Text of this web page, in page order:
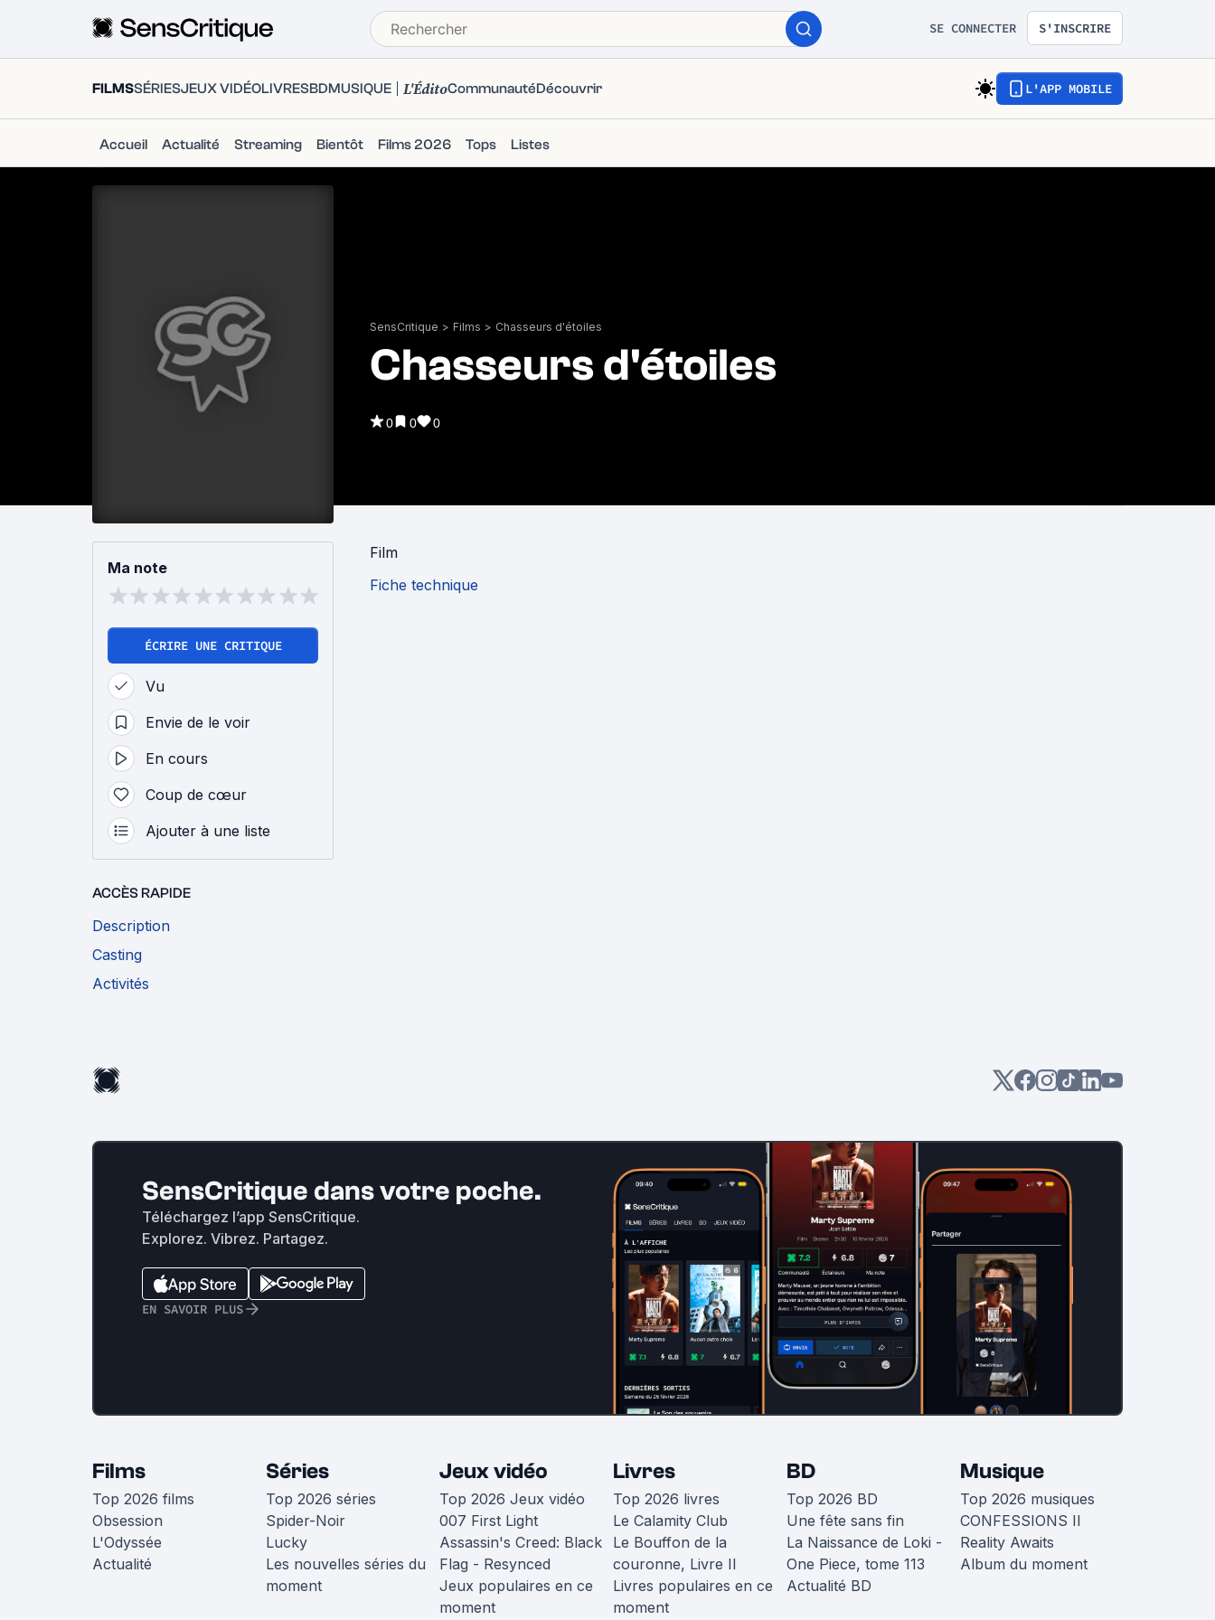
SE CONNECTER S'INSCRIRE
FILMSSÉRIESJEUX VIDÉOLIVRESBDMUSIQUE L'ÉditoCommunautéDécouvrir L'APP MOBILE
Accueil Actualité Streaming Bientôt Films 2026 Tops Listes
SensCritique > Films > Chasseurs d'étoiles
Chasseurs d'étoiles
0 0 0
Ma note
ÉCRIRE UNE CRITIQUE
Vu
Envie de le voir
En cours
Coup de cœur
Ajouter à une liste
ACCÈS RAPIDE
Description
Casting
Activités
Film
Fiche technique
SensCritique dans votre poche.
Téléchargez l’app SensCritique.
Explorez. Vibrez. Partagez.
EN SAVOIR PLUS
Films
Top 2026 films
Obsession
L'Odyssée
Actualité
Séries
Top 2026 séries
Spider-Noir
Lucky
Les nouvelles séries du
moment
Jeux vidéo
Top 2026 Jeux vidéo
007 First Light
Assassin's Creed: Black
Flag - Resynced
Jeux populaires en ce
moment
Livres
Top 2026 livres
Le Calamity Club
Le Bouffon de la
couronne, Livre II
Livres populaires en ce
moment
BD
Top 2026 BD
Une fête sans fin
La Naissance de Loki -
One Piece, tome 113
Actualité BD
Musique
Top 2026 musiques
CONFESSIONS II
Reality Awaits
Album du moment